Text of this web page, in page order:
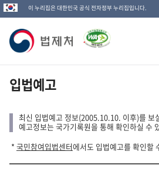
이 누리집은 대한민국 공식 전자정부 누리집입니다.
법
제
처
고
입법예고
최신 입법예고 정보(2005.10.10. 이후)를 보
예고정보는 국가기록원을 통해 확인하실 수
* 국민참여입법센터에서도 입법예고를 확인할